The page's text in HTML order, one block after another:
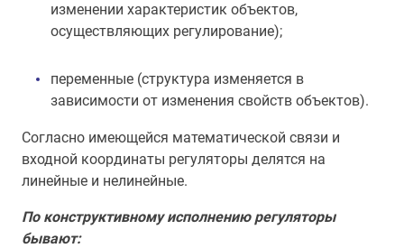
изменении характеристик объектов,
осуществляющих регулирование);
переменные (структура изменяется в
зависимости от изменения свойств объектов).
Согласно имеющейся математической связи и
входной координаты регуляторы делятся на
линейные и нелинейные.
По конструктивному исполнению регуляторы
бывают: